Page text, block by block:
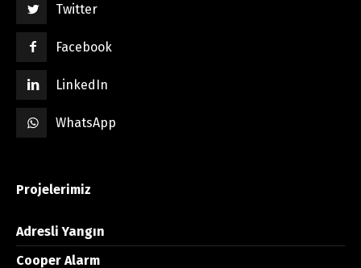
Twitter
Facebook
LinkedIn
WhatsApp
Projelerimiz
Adresli Yangın
Cooper Alarm